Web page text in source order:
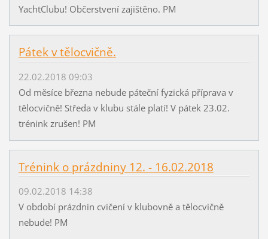
YachtClubu! Občerstvení zajištěno. PM
Pátek v tělocvičně.
22.02.2018 09:03
Od měsíce března nebude páteční fyzická příprava v
tělocvičně! Středa v klubu stále platí! V pátek 23.02.
trénink zrušen! PM
Trénink o prázdniny 12. - 16.02.2018
09.02.2018 14:38
V období prázdnin cvičení v klubovně a tělocvičně
nebude! PM